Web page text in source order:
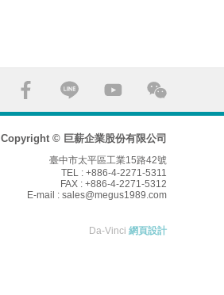
Copyright © 巨薪企業股份有限公司
臺中市太平區工業15路42號
TEL : +886-4-2271-5311
FAX : +886-4-2271-5312
E-mail : sales@megus1989.com
Da-Vinci 網頁設計